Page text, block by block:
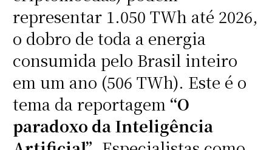
representar 1.050 TWh até 2026,
o dobro de toda a energia
consumida pelo Brasil inteiro
em um ano (506 TWh). Este é o
tema da reportagem “O
paradoxo da Inteligência